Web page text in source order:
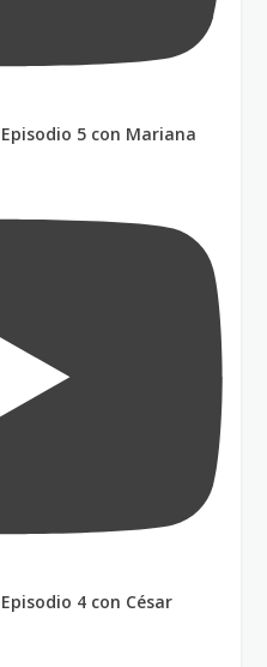
5 con Mariana
4 con César